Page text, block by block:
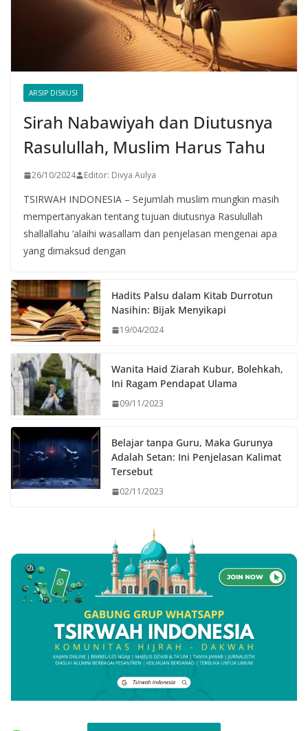
ARSIP DISKUSI
Sirah Nabawiyah dan Diutusnya
Rasulullah, Muslim Harus Tahu
26/10/2024 Editor: Divya Aulya
TSIRWAH INDONESIA – Sejumlah muslim mungkin masih
mempertanyakan tentang tujuan diutusnya Rasulullah
shallallahu ‘alaihi wasallam dan penjelasan mengenai apa
yang dimaksud dengan
Hadits Palsu dalam Kitab Durrotun
Nasihin: Bijak Menyikapi
19/04/2024
Wanita Haid Ziarah Kubur, Bolehkah,
Ini Ragam Pendapat Ulama
09/11/2023
Belajar tanpa Guru, Maka Gurunya
Adalah Setan: Ini Penjelasan Kalimat
Tersebut
02/11/2023